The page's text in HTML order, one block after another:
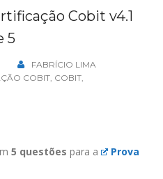
Cobit v4.1
5
FABRÍCIO LIMA
COBIT, COBIT,
5 questões para a
Prova